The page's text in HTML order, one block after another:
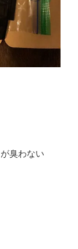
臭わない